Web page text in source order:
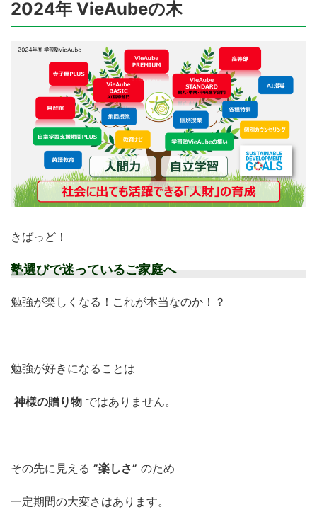
2024年 VieAubeの木
きばっど！
塾選びで迷っているご家庭へ
勉強が楽しくなる！これが本当なのか！？
勉強が好きになることは
神様の贈り物 ではありません。
その先に見える ”楽しさ” のため
一定期間の大変さはあります。